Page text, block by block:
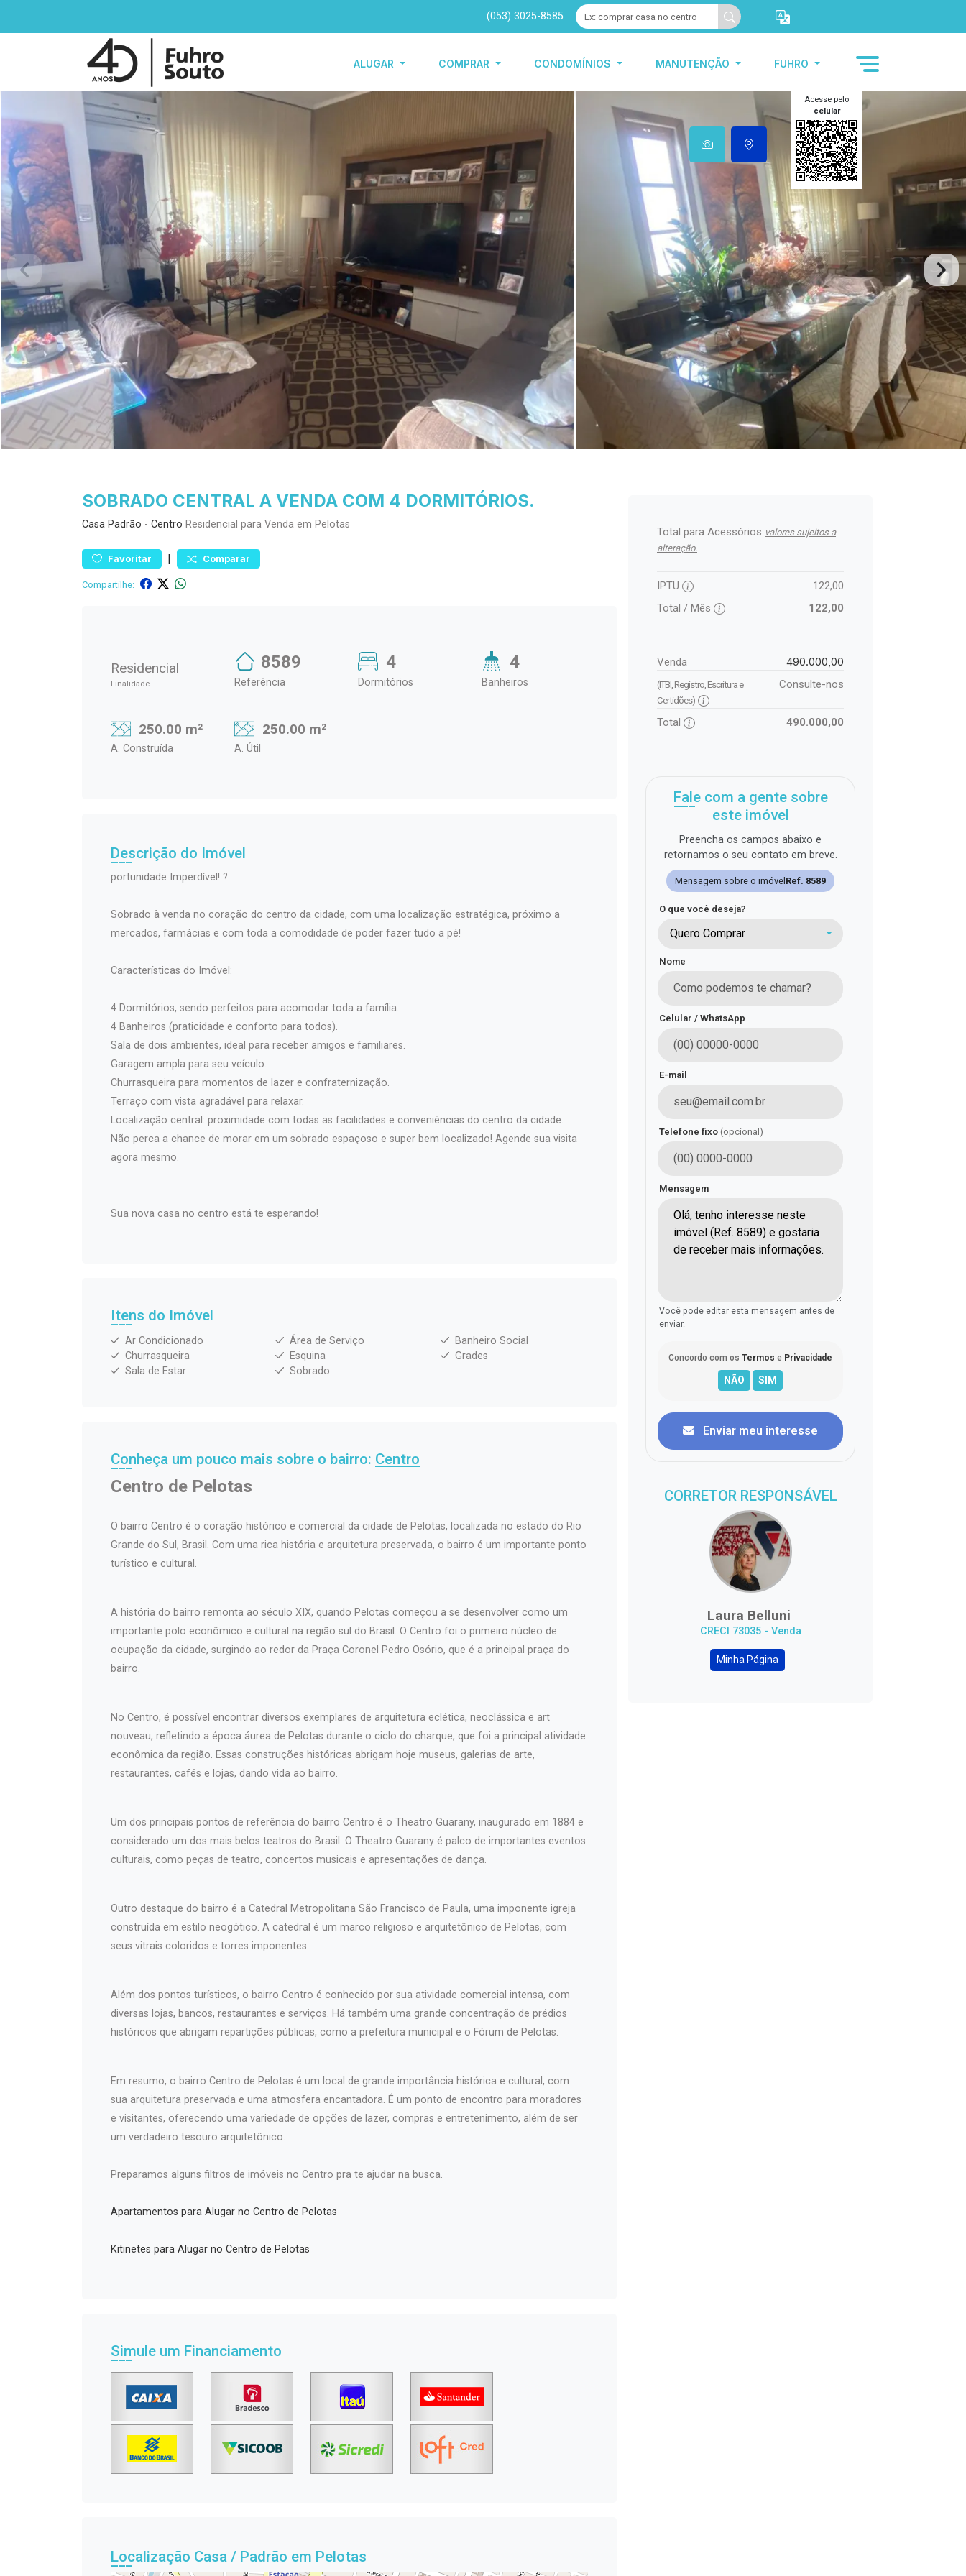
(053) 3025-8585
ALUGAR COMPRAR CONDOMÍNIOS MANUTENÇÃO FUHRO
Acesse pelo
celular
SOBRADO CENTRAL A VENDA COM 4 DORMITÓRIOS.
Casa Padrão - Centro Residencial para Venda em Pelotas
Favoritar | Comparar
Compartilhe:
Residencial
Finalidade
8589
Referência
4
Dormitórios
4
Banheiros
250.00 m²
A. Construída
250.00 m²
A. Útil
Descrição do Imóvel
portunidade Imperdível! ?
Sobrado à venda no coração do centro da cidade, com uma localização estratégica, próximo a
mercados, farmácias e com toda a comodidade de poder fazer tudo a pé!
Características do Imóvel:
4 Dormitórios, sendo perfeitos para acomodar toda a família.
4 Banheiros (praticidade e conforto para todos).
Sala de dois ambientes, ideal para receber amigos e familiares.
Garagem ampla para seu veículo.
Churrasqueira para momentos de lazer e confraternização.
Terraço com vista agradável para relaxar.
Localização central: proximidade com todas as facilidades e conveniências do centro da cidade.
Não perca a chance de morar em um sobrado espaçoso e super bem localizado! Agende sua visita
agora mesmo.
Sua nova casa no centro está te esperando!
Itens do Imóvel
Ar Condicionado Área de Serviço
Banheiro Social
Churrasqueira
Esquina
Grades
Sala de Estar
Sobrado
Conheça um pouco mais sobre o bairro: Centro
Centro de Pelotas
O bairro Centro é o coração histórico e comercial da cidade de Pelotas, localizada no estado do Rio
Grande do Sul, Brasil. Com uma rica história e arquitetura preservada, o bairro é um importante ponto
turístico e cultural.
A história do bairro remonta ao século XIX, quando Pelotas começou a se desenvolver como um
importante polo econômico e cultural na região sul do Brasil. O Centro foi o primeiro núcleo de
ocupação da cidade, surgindo ao redor da Praça Coronel Pedro Osório, que é a principal praça do
bairro.
No Centro, é possível encontrar diversos exemplares de arquitetura eclética, neoclássica e art
nouveau, refletindo a época áurea de Pelotas durante o ciclo do charque, que foi a principal atividade
econômica da região. Essas construções históricas abrigam hoje museus, galerias de arte,
restaurantes, cafés e lojas, dando vida ao bairro.
Um dos principais pontos de referência do bairro Centro é o Theatro Guarany, inaugurado em 1884 e
considerado um dos mais belos teatros do Brasil. O Theatro Guarany é palco de importantes eventos
culturais, como peças de teatro, concertos musicais e apresentações de dança.
Outro destaque do bairro é a Catedral Metropolitana São Francisco de Paula, uma imponente igreja
construída em estilo neogótico. A catedral é um marco religioso e arquitetônico de Pelotas, com
seus vitrais coloridos e torres imponentes.
Além dos pontos turísticos, o bairro Centro é conhecido por sua atividade comercial intensa, com
diversas lojas, bancos, restaurantes e serviços. Há também uma grande concentração de prédios
históricos que abrigam repartições públicas, como a prefeitura municipal e o Fórum de Pelotas.
Em resumo, o bairro Centro de Pelotas é um local de grande importância histórica e cultural, com
sua arquitetura preservada e uma atmosfera encantadora. É um ponto de encontro para moradores
e visitantes, oferecendo uma variedade de opções de lazer, compras e entretenimento, além de ser
um verdadeiro tesouro arquitetônico.
Preparamos alguns filtros de imóveis no Centro pra te ajudar na busca.
Apartamentos para Alugar no Centro de Pelotas
Kitinetes para Alugar no Centro de Pelotas
Simule um Financiamento
Localização Casa / Padrão em Pelotas
Total para Acessórios valores sujeitos a
alteração.
IPTU
122,00
Total / Mês
122,00
Venda 490.000,00
(ITBI, Registro, Escritura e
Certidões)
Consulte-nos
Total 490.000,00
Fale com a gente sobre
este imóvel
Preencha os campos abaixo e
retornamos o seu contato em breve.
Mensagem sobre o imóvel Ref. 8589
O que você deseja?
Quero Comprar
Nome
Celular / WhatsApp
E-mail
Telefone fixo (opcional)
Mensagem
Você pode editar esta mensagem antes de
enviar.
Concordo com os Termos e Privacidade
Enviar meu interesse
CORRETOR RESPONSÁVEL
Laura Belluni
CRECI 73035 - Venda
Minha Página